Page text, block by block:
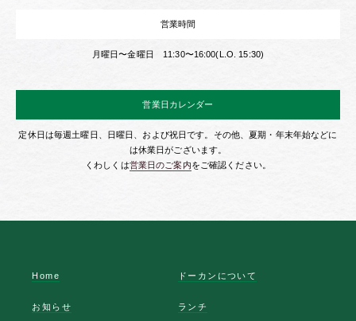
営業時間
月曜日〜金曜日 11:30〜16:00(L.O. 15:30)
営業日カレンダー
定休日は毎週土曜日、日曜日、および祝日です。その他、夏期・年末年始などに
は休業日がございます。
くわしくは営業日のご案内をご確認ください。
Home ドーカンについて
お知らせ ランチ